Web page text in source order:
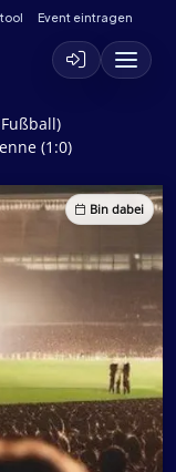
Event eintragen
(1:0)
Bin dabei